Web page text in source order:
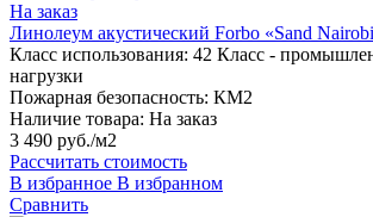
На заказ
Линолеум акустический Forbo «Sand
Класс использования: 42 Класс -
нагрузки
Пожарная безопасность: КМ2
Наличие товара: На заказ
3 490 руб./м2
Рассчитать стоимость
В избранное В избранном
Сравнить